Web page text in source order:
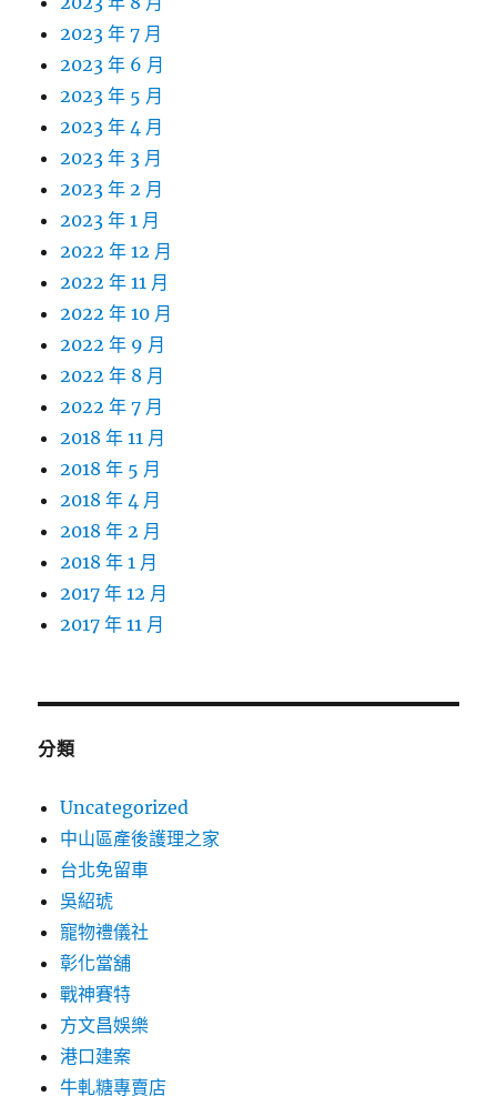
2023 年 7 月
2023 年 6 月
2023 年 5 月
2023 年 4 月
2023 年 3 月
2023 年 2 月
2023 年 1 月
2022 年 12 月
2022 年 11 月
2022 年 10 月
2022 年 9 月
2022 年 8 月
2022 年 7 月
2018 年 11 月
2018 年 5 月
2018 年 4 月
2018 年 2 月
2018 年 1 月
2017 年 12 月
2017 年 11 月
分類
Uncategorized
中山區產後護理之家
台北免留車
吳紹琥
寵物禮儀社
彰化當舖
戰神賽特
方文昌娛樂
港口建案
牛軋糖專賣店